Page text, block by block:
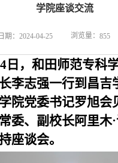
学院座谈交流
期：2024-04-25 浏览量： 855
日，和田师范专科
李志强一行到昌吉
院党委书记罗旭会
委、副校长阿里木
座谈会。